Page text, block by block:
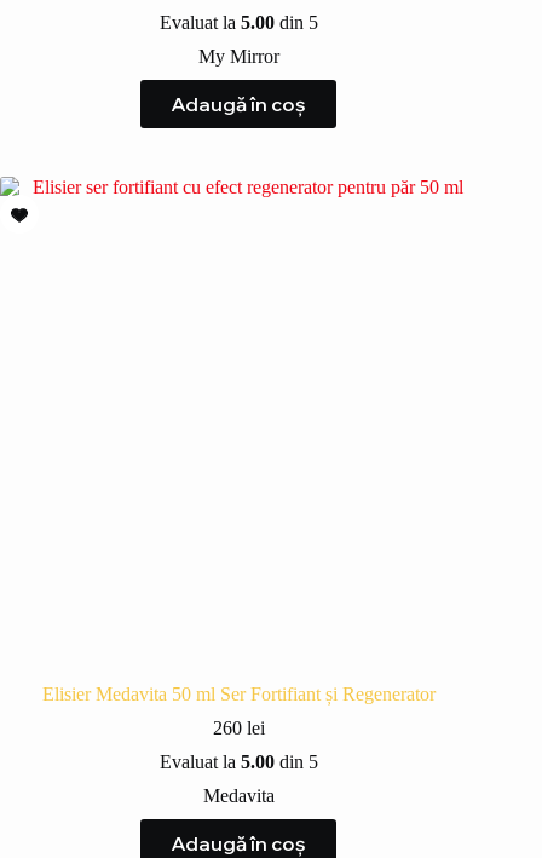
Evaluat la 5.00din 5
My Mirror
Adaugă în coș
Elisier Medavita 50 ml Ser Fortifiant și Regenerator
260 lei
Evaluat la 5.00din 5
Medavita
Adaugă în coș